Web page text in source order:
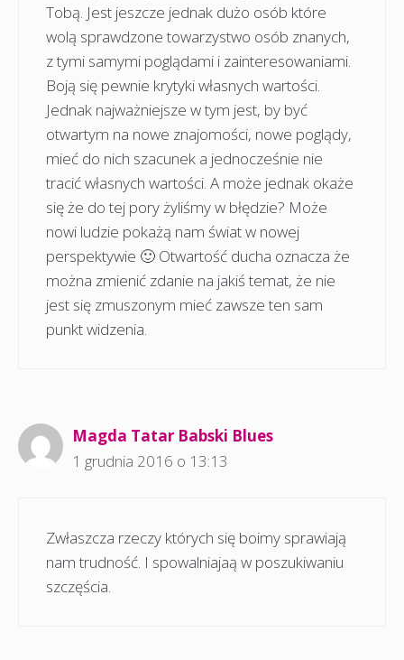
Tobą. Jest jeszcze jednak dużo osób które
wolą sprawdzone towarzystwo osób znanych,
z tymi samymi poglądami i zainteresowaniami.
Boją się pewnie krytyki własnych wartości.
Jednak najważniejsze w tym jest, by być
otwartym na nowe znajomości, nowe poglądy,
mieć do nich szacunek a jednocześnie nie
tracić własnych wartości. A może jednak okaże
się że do tej pory żyliśmy w błędzie? Może
nowi ludzie pokażą nam świat w nowej
perspektywie 🙂 Otwartość ducha oznacza że
można zmienić zdanie na jakiś temat, że nie
jest się zmuszonym mieć zawsze ten sam
punkt widzenia.
Magda Tatar Babski Blues
1 grudnia 2016 o 13:13
Zwłaszcza rzeczy których się boimy sprawiają
nam trudność. I spowalniajaą w poszukiwaniu
szczęścia.